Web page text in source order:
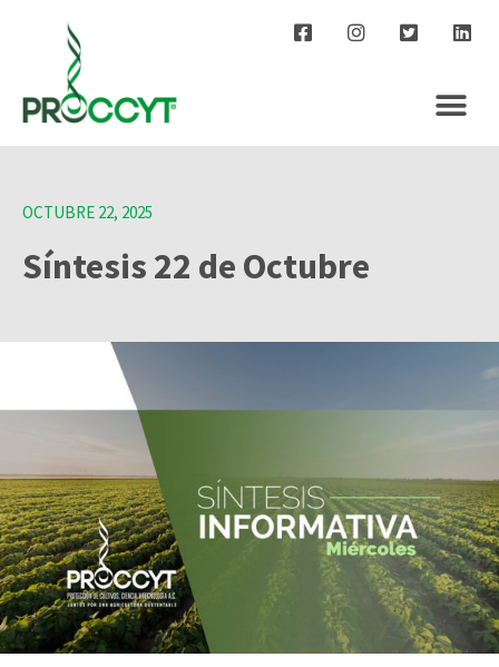
OCTUBRE 22, 2025
Síntesis 22 de Octubre